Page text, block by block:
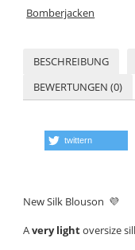
Bomberjacken
BESCHREIBUNG
BEWERTUNGEN (0)
twittern
New Silk Blouson 💜
Averylightoversize